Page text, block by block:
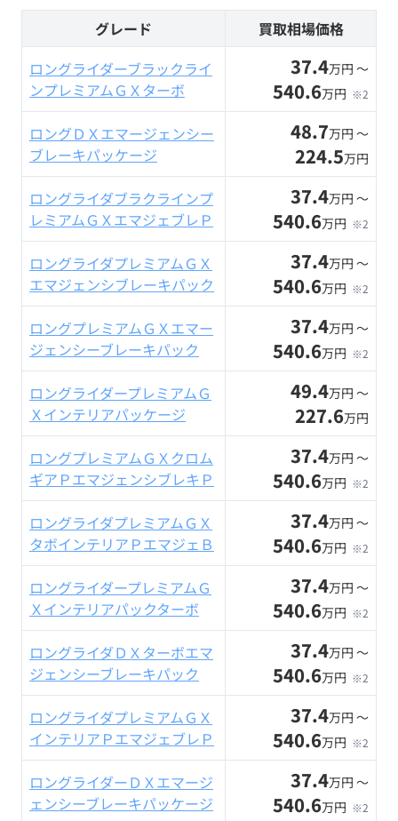
グレード
買取相場価格
ロングライダーブラックライ
ンプレミアムＧＸターボ
37.4万円 〜
540.6万円 ※2
ロングＤＸエマージェンシー
ブレーキパッケージ
48.7万円 〜
224.5万円
ロングライダブラクラインプ
レミアムＧＸエマジェブレＰ
37.4万円 〜
540.6万円 ※2
ロングライダプレミアムＧＸ
エマジェンシブレーキパック
37.4万円 〜
540.6万円 ※2
ロングプレミアムＧＸエマー
ジェンシーブレーキパック
37.4万円 〜
540.6万円 ※2
ロングライダープレミアムＧ
Ｘインテリアパッケージ
49.4万円 〜
227.6万円
ロングプレミアムＧＸクロム
ギアＰエマジェンシブレキＰ
37.4万円 〜
540.6万円 ※2
ロングライダプレミアムＧＸ
タボインテリアＰエマジェＢ
37.4万円 〜
540.6万円 ※2
ロングライダープレミアムＧ
Ｘインテリアパックターボ
37.4万円 〜
540.6万円 ※2
ロングライダＤＸターボエマ
ジェンシーブレーキパック
37.4万円 〜
540.6万円 ※2
ロングライダプレミアムＧＸ
インテリアＰエマジェブレＰ
37.4万円 〜
540.6万円 ※2
ロングライダーＤＸエマージ
ェンシーブレーキパッケージ
37.4万円 〜
540.6万円 ※2